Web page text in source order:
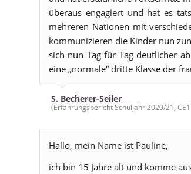
überaus engagiert und hat es
mehreren Nationen mit
kommunizieren die Kinder nun
sich nun Tag für Tag deutlicher
eine „normale“ dritte Klasse der
S. Becherer-Seiler
(Erfahrungsbericht Schuljahr 2020/21, CE1
Hallo, mein Name ist Pauline,
ich bin 15 Jahre alt und komme